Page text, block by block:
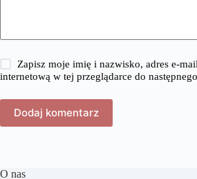
Zapisz moje imię i nazwisko, adres e-
internetową w tej przeglądarce do
Dodaj komentarz
O nas